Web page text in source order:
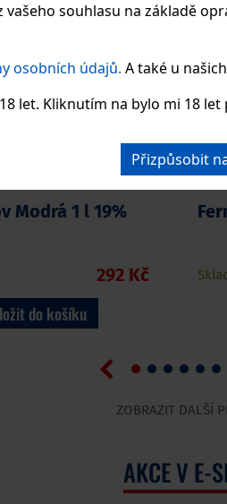
souhlasu na základě
osobních údajů. A také u našich
let. Kliknutím na bylo mi 18
Přizpůsobit
Modrá 1 l 19%
292 Kč
do košíku
ZOBRAZIT DALŠÍ
AKCE V E-